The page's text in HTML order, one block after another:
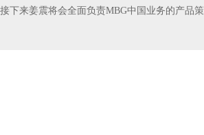
下来姜震将会全面负责MBG中国业务的产品策